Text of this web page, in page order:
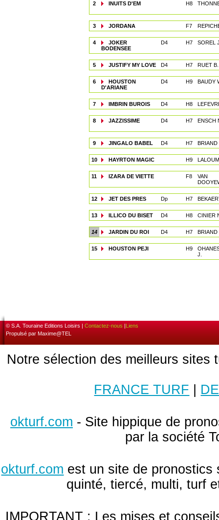
2 INUITS D'EM H8
3 JORDANA F7
4
JOKER
BODENSEE
D4 H7 SOREL
5 JUSTIFY MY LOVE D4 H7 RUET B.
6
HOUSTON
D'ARIANE
D4 H9 BAUDY
7 IMBRIN BUROIS D4 H8
8 JAZZISSIME D4 H7 ENSCH
9 JINGALO BABEL D4 H7 BRIAND
10 HAYRTON MAGIC H9
11 IZARA DE VIETTE F8
VAN
12 JET DES PRES Dp H7
13 ILLICO DU BISET D4 H8 CINIER
14 JARDIN DU ROI D4 H7 BRIAND
15 HOUSTON PEJI H9
J.
© S.A. Touraine Editions Loisirs | Contactez-nous |Liens
Propulsé par Maxime@TEL
Notre sélection des meilleurs sites
FRANCE TURF
okturf.com - Site hippique de
par la société
okturf.com est un site de pronostics
quinté, tiercé, multi, turf
IMPORTANT : Les mises et